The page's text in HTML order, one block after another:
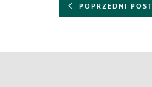
POPRZEDNI POST